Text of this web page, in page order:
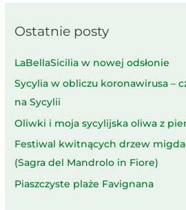
Ostatnie posty
LaBellaSicilia w nowej odsłonie
Sycylia w obliczu koronawirusa –
na Sycylii
Oliwki i moja sycylijska oliwa z
Festiwal kwitnących drzew
(Sagra del Mandrolo in Fiore)
Piaszczyste plaże Favignana